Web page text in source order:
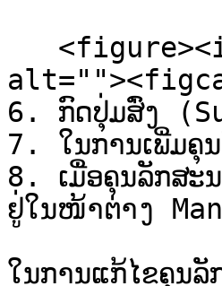
6. ກົດປຸ່ມສົ່ງ
7. ໃນການເພີ່ມ
8. ເມື່ອຄຸນລັກສະ
ຢູ່ໃນໜ້າຕ່າງ
ໃນການແກ້ໄຂຄຸນ